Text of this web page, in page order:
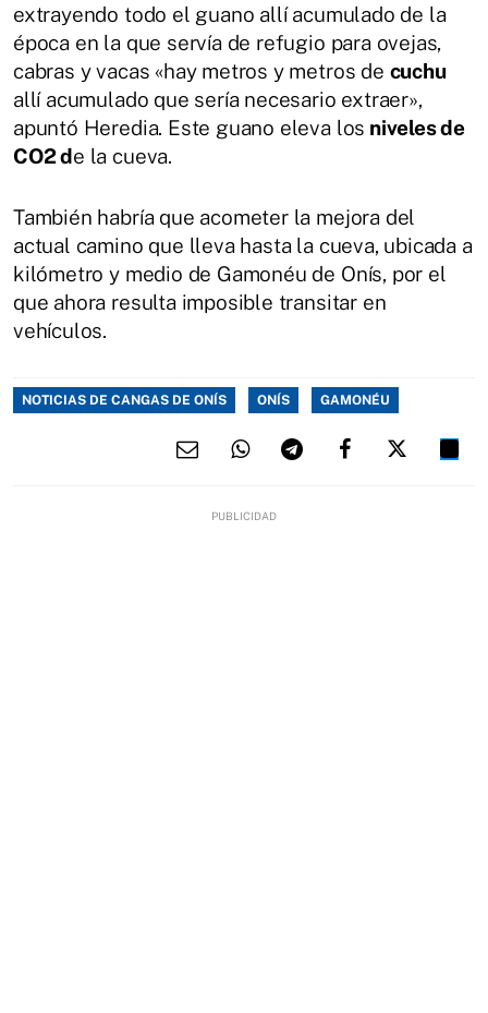
extrayendo todo el guano allí acumulado de la
época en la que servía de refugio para ovejas,
cabras y vacas «hay metros y metros de cuchu
allí acumulado que sería necesario extraer»,
apuntó Heredia. Este guano eleva los niveles de
CO2 de la cueva.
También habría que acometer la mejora del
actual camino que lleva hasta la cueva, ubicada a
kilómetro y medio de Gamonéu de Onís, por el
que ahora resulta imposible transitar en
vehículos.
NOTICIAS DE CANGAS DE ONÍS ONÍS GAMONÉU